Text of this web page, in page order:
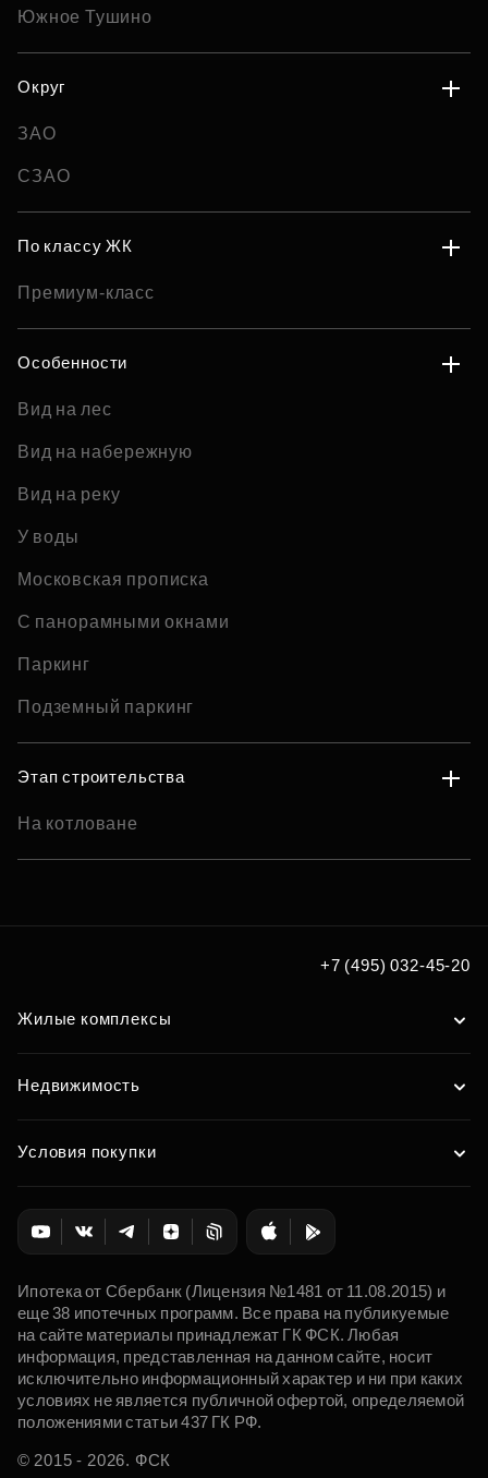
Южное Тушино
Округ
ЗАО
СЗАО
По классу ЖК
Премиум-класс
Особенности
Вид на лес
Вид на набережную
Вид на реку
У воды
Московская прописка
С панорамными окнами
Паркинг
Подземный паркинг
Этап строительства
На котловане
+7 (495) 032-45-20
Жилые комплексы
Недвижимость
Условия покупки
Ипотека от Сбербанк (Лицензия №1481 от 11.08.2015) и
еще 38 ипотечных программ. Все права на публикуемые
на сайте материалы принадлежат ГК ФСК. Любая
информация, представленная на данном сайте, носит
исключительно информационный характер и ни при каких
условиях не является публичной офертой, определяемой
положениями статьи 437 ГК РФ.
© 2015 - 2026. ФСК